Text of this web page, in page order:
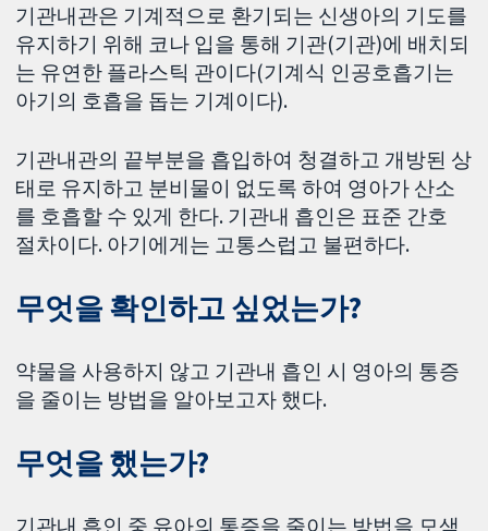
기관내관은 기계적으로 환기되는 신생아의 기도를
유지하기 위해 코나 입을 통해 기관(기관)에 배치되
는 유연한 플라스틱 관이다(기계식 인공호흡기는
아기의 호흡을 돕는 기계이다).
기관내관의 끝부분을 흡입하여 청결하고 개방된 상
태로 유지하고 분비물이 없도록 하여 영아가 산소
를 호흡할 수 있게 한다. 기관내 흡인은 표준 간호
절차이다. 아기에게는 고통스럽고 불편하다.
무엇을 확인하고 싶었는가?
약물을 사용하지 않고 기관내 흡인 시 영아의 통증
을 줄이는 방법을 알아보고자 했다.
무엇을 했는가?
기관내 흡인 중 유아의 통증을 줄이는 방법을 모색